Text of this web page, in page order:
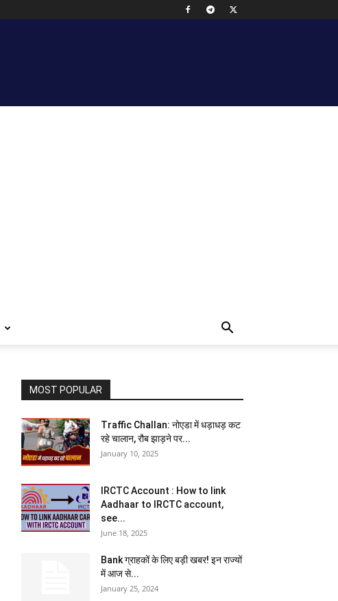
MOST POPULAR
Traffic Challan: नोएडा में धड़ाधड़ कट
रहे चालान, रौब झाड़ने पर...
January 10, 2025
IRCTC Account : How to link
Aadhaar to IRCTC account,
see...
June 18, 2025
Bank ग्राहकों के लिए बड़ी खबर! इन राज्यों
में आज से...
January 25, 2024